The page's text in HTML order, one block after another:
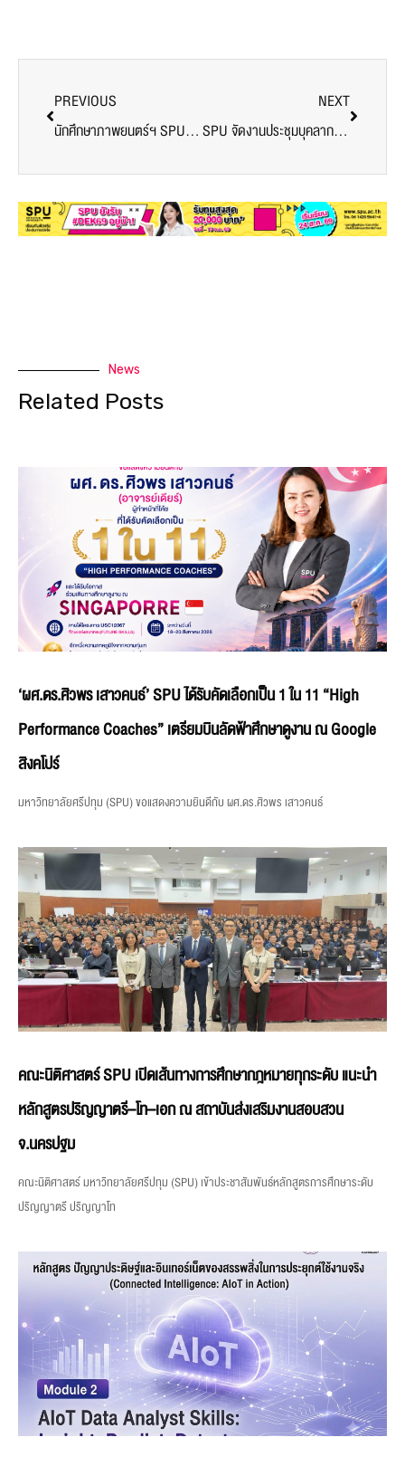
PREVIOUS
นักศึกษาภาพยนตร์ฯ SPU คว้า 2 รางวัลชมเชย เวทีประกวดคลิปสั้น “GLO Give Never Ends”
NEXT
SPU จัดงานประชุมบุคลากร 2568 รวมพลังสู่อนาคต ก้าวสู่มหาวิทยาลัยที่พร้อมสำหรับ Gen Alpha
News
Related Posts
‘ผศ.ดร.ศิวพร เสาวคนธ์’ SPU ได้รับคัดเลือกเป็น 1 ใน 11 “High
Performance Coaches” เตรียมบินลัดฟ้าศึกษาดูงาน ณ Google
สิงคโปร์
มหาวิทยาลัยศรีปทุม (SPU) ขอแสดงความยินดีกับ ผศ.ดร.ศิวพร เสาวคนธ์
คณะนิติศาสตร์ SPU เปิดเส้นทางการศึกษากฎหมายทุกระดับ แนะนำ
หลักสูตรปริญญาตรี–โท–เอก ณ สถาบันส่งเสริมงานสอบสวน
จ.นครปฐม
คณะนิติศาสตร์ มหาวิทยาลัยศรีปทุม (SPU) เข้าประชาสัมพันธ์หลักสูตรการศึกษาระดับ
ปริญญาตรี ปริญญาโท